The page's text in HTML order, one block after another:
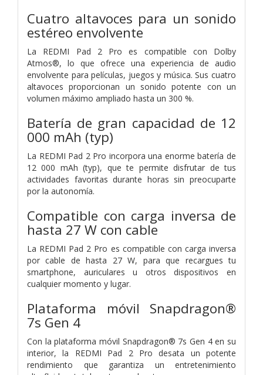
Cuatro altavoces para un sonido
estéreo envolvente
La REDMI Pad 2 Pro es compatible con Dolby
Atmos®, lo que ofrece una experiencia de audio
envolvente para películas, juegos y música. Sus cuatro
altavoces proporcionan un sonido potente con un
volumen máximo ampliado hasta un 300 %.
Batería de gran capacidad de 12
000 mAh (typ)
La REDMI Pad 2 Pro incorpora una enorme batería de
12 000 mAh (typ), que te permite disfrutar de tus
actividades favoritas durante horas sin preocuparte
por la autonomía.
Compatible con carga inversa de
hasta 27 W con cable
La REDMI Pad 2 Pro es compatible con carga inversa
por cable de hasta 27 W, para que recargues tu
smartphone, auriculares u otros dispositivos en
cualquier momento y lugar.
Plataforma móvil Snapdragon®
7s Gen 4
Con la plataforma móvil Snapdragon® 7s Gen 4 en su
interior, la REDMI Pad 2 Pro desata un potente
rendimiento que garantiza un entretenimiento